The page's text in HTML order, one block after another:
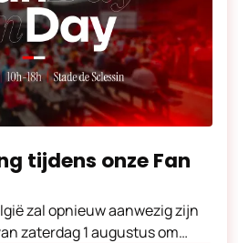
tijdens onze Fan
zal opnieuw aanwezig zijn
zaterdag 1 augustus om